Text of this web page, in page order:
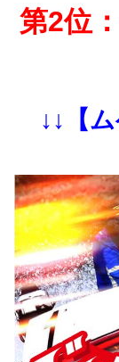
第2位
↓↓【